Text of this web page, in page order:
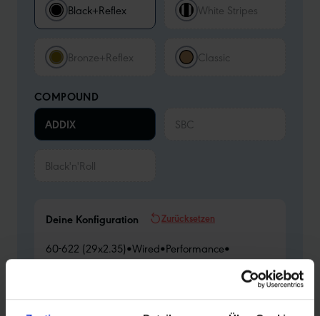
Black+Reflex White Stripes
Bronze+Reflex Classic
COMPOUND
ADDIX
SBC
Black'n'Roll
Deine Konfiguration Zurücksetzen
60-622 (29x2.35)•Wired•Performance•
Bronze Sidewall•ADDIX